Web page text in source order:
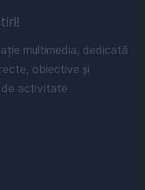
multimedia, dedicată
obiective și
de activitate